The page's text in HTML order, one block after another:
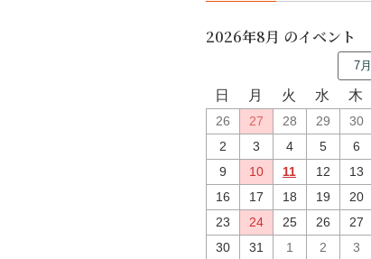
2026年8月 のイベント
7月
日 月 火 水 木
26 27 28 29 30
2
3 4 5 6
9
10 11 12 13
16
17 18 19 20
23
24 25 26 27
30
31 1 2 3